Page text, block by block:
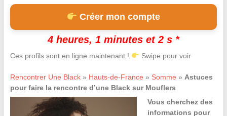
Créer mon compte
4 heures, 1 minutes et 2 s *
Ces profils sont en ligne maintenant ! Swipe pour voir
Rencontrer Une Black» Hauts-de-France » Somme » Astuces
pour faire la rencontre d’une Black sur Mouflers
Vous cherchez des
informations pour